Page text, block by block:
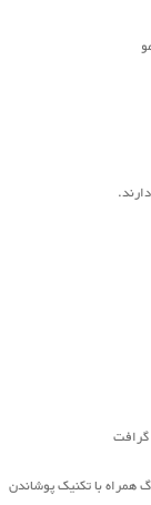
گرافت
همراه با تکنیک پوشاندن